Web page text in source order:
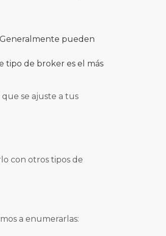
pueden
tipo de broker es el más
se ajuste a tus
con otros tipos de
a enumerarlas: